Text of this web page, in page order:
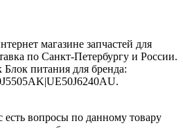
магазине запчастей для
по Санкт-Петербургу и России.
питания для бренда:
вопросы по данному товару